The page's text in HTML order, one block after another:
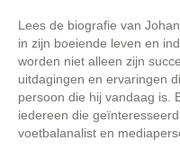
Lees de biografie van
in zijn boeiende leven en
worden niet alleen zijn
uitdagingen en ervaringen
persoon die hij vandaag is.
iedereen die
voetbalanalist en